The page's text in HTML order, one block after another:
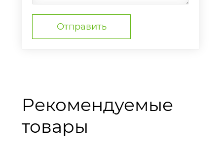
Рекомендуемые
товары